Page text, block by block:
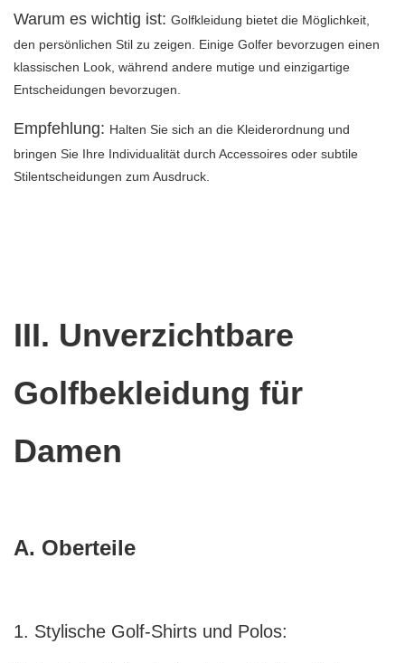
Warum es wichtig ist: Golfkleidung bietet die Möglichkeit,
den persönlichen Stil zu zeigen. Einige Golfer bevorzugen einen
klassischen Look, während andere mutige und einzigartige
Entscheidungen bevorzugen.
Empfehlung: Halten Sie sich an die Kleiderordnung und
bringen Sie Ihre Individualität durch Accessoires oder subtile
Stilentscheidungen zum Ausdruck.
III. Unverzichtbare
Golfbekleidung für
Damen
A. Oberteile
1. Stylische Golf-Shirts und Polos: